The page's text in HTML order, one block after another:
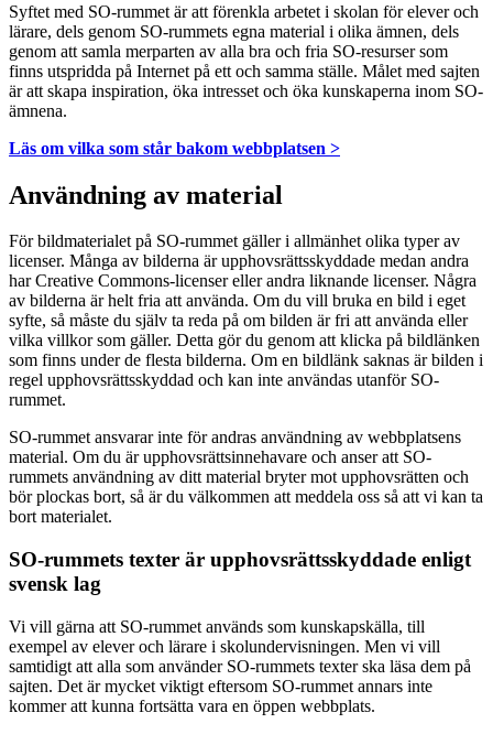
Syftet med SO-rummet är att förenkla arbetet i skolan för elever och
lärare, dels genom SO-rummets egna material i olika ämnen, dels
genom att samla merparten av alla bra och fria SO-resurser som
finns utspridda på Internet på ett och samma ställe. Målet med sajten
är att skapa inspiration, öka intresset och öka kunskaperna inom SO-
ämnena.
Läs om vilka som står bakom webbplatsen >
Användning av material
För bildmaterialet på SO-rummet gäller i allmänhet olika typer av
licenser. Många av bilderna är upphovsrättsskyddade medan andra
har Creative Commons-licenser eller andra liknande licenser. Några
av bilderna är helt fria att använda. Om du vill bruka en bild i eget
syfte, så måste du själv ta reda på om bilden är fri att använda eller
vilka villkor som gäller. Detta gör du genom att klicka på bildlänken
som finns under de flesta bilderna. Om en bildlänk saknas är bilden i
regel upphovsrättsskyddad och kan inte användas utanför SO-
rummet.
SO-rummet ansvarar inte för andras användning av webbplatsens
material. Om du är upphovsrättsinnehavare och anser att SO-
rummets användning av ditt material bryter mot upphovsrätten och
bör plockas bort, så är du välkommen att meddela oss så att vi kan ta
bort materialet.
SO-rummets texter är upphovsrättsskyddade enligt
svensk lag
Vi vill gärna att SO-rummet används som kunskapskälla, till
exempel av elever och lärare i skolundervisningen. Men vi vill
samtidigt att alla som använder SO-rummets texter ska läsa dem på
sajten. Det är mycket viktigt eftersom SO-rummet annars inte
kommer att kunna fortsätta vara en öppen webbplats.